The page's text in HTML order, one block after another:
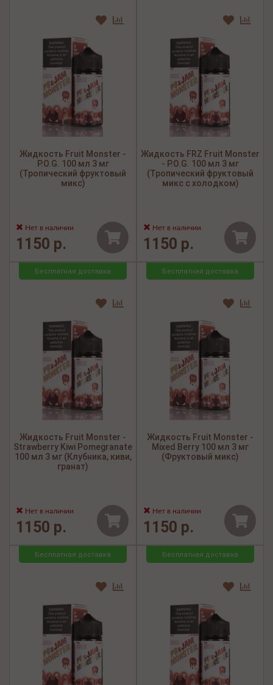
Жидкость Fruit Monster -
P.O.G. 100 мл 3 мг
(Тропический фруктовый
микс)
Нет в наличии
1150 р.
Жидкость FRZ Fruit Monster
- P.O.G. 100 мл 3 мг
(Тропический фруктовый
микс с холодком)
Нет в наличии
1150 р.
Бесплатная доставка
Жидкость Fruit Monster -
Strawberry Kiwi Pomegranate
100 мл 3 мг (Клубника, киви,
гранат)
Нет в наличии
1150 р.
Бесплатная доставка
Жидкость Fruit Monster -
Mixed Berry 100 мл 3 мг
(Фруктовый микс)
Нет в наличии
1150 р.
Бесплатная доставка Бесплатная доставка